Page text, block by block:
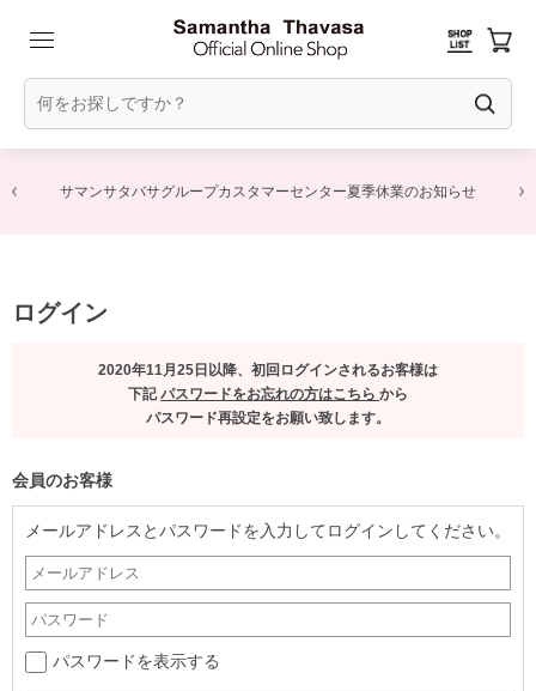
サマンサタバサグループカスタマーセンター夏季休業のお知らせ
ログイン
2020年11月25日以降、初回ログインされるお客様は
下記パスワードをお忘れの方はこちら から
パスワード再設定をお願い致します。
会員のお客様
メールアドレスとパスワードを入力してログインしてください。
パスワードを表示する